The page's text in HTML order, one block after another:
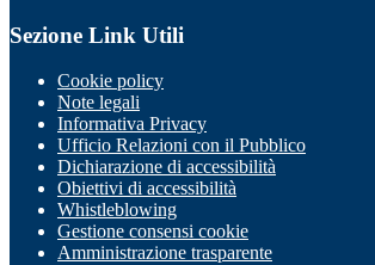
Sezione Link Utili
Cookie policy
Note legali
Informativa Privacy
Ufficio Relazioni con il Pubblico
Dichiarazione di accessibilità
Obiettivi di accessibilità
Whistleblowing
Gestione consensi cookie
Amministrazione trasparente